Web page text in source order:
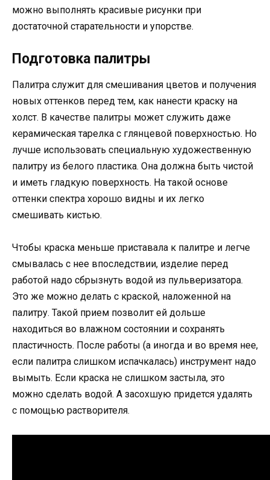
можно выполнять красивые рисунки при
достаточной старательности и упорстве.
Подготовка палитры
Палитра служит для смешивания цветов и получения
новых оттенков перед тем, как нанести краску на
холст. В качестве палитры может служить даже
керамическая тарелка с глянцевой поверхностью. Но
лучше использовать специальную художественную
палитру из белого пластика. Она должна быть чистой
и иметь гладкую поверхность. На такой основе
оттенки спектра хорошо видны и их легко
смешивать кистью.
Чтобы краска меньше приставала к палитре и легче
смывалась с нее впоследствии, изделие перед
работой надо сбрызнуть водой из пульверизатора.
Это же можно делать с краской, наложенной на
палитру. Такой прием позволит ей дольше
находиться во влажном состоянии и сохранять
пластичность. После работы (а иногда и во время нее,
если палитра слишком испачкалась) инструмент надо
вымыть. Если краска не слишком застыла, это
можно сделать водой. А засохшую придется удалять
с помощью растворителя.